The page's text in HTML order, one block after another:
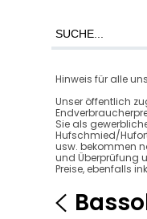
Hinweis für alle
Unser öffentlich
Sie als
Hufschmied/
usw. bekommen
und Überprüfung
Preise, ebenfalls